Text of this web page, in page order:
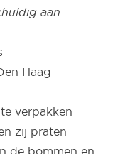
aan
Haag
verpakken
zij praten
de bommen en